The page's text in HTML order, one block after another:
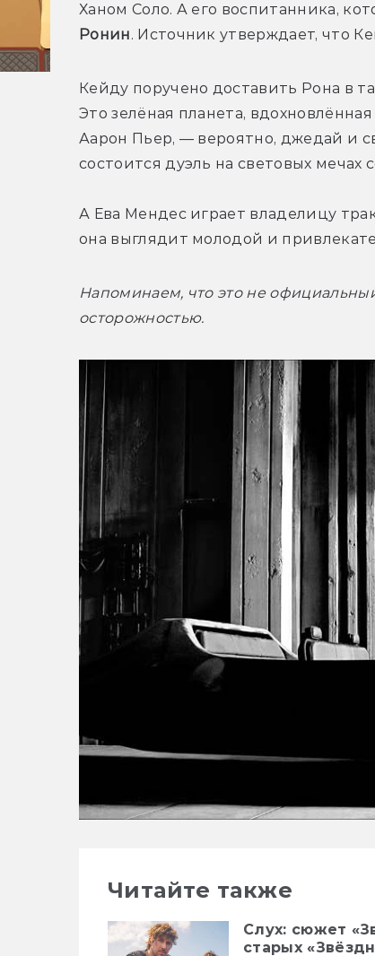
Ханом Соло. А его воспитанника,
Ронин
Кейду поручено доставить Рона в
Это зелёная планета,
Аарон Пьер, — вероятно, джедай и
состоится дуэль на световых мечах
А Ева Мендес играет владелицу
Напоминаем, что это не
осторожностью.
Читайте также
Слух: сюжет
старых